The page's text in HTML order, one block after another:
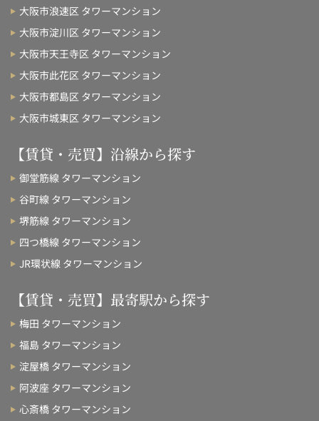
大阪市浪速区 タワーマンション
大阪市淀川区 タワーマンション
大阪市天王寺区 タワーマンション
大阪市此花区 タワーマンション
大阪市都島区 タワーマンション
大阪市城東区 タワーマンション
【賃貸・売買】沿線から探す
御堂筋線 タワーマンション
谷町線 タワーマンション
堺筋線 タワーマンション
四つ橋線 タワーマンション
JR環状線 タワーマンション
【賃貸・売買】最寄駅から探す
梅田 タワーマンション
福島 タワーマンション
淀屋橋 タワーマンション
阿波座 タワーマンション
心斎橋 タワーマンション